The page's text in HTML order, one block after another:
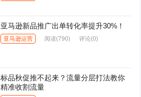
亚马逊新品推广出单转化率提升30%！
亚马逊运营 阅读(790) 评论(0)
标品秋促推不起来？流量分层打法教你
精准收割流量